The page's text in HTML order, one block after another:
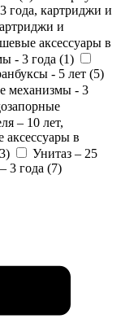
года, картриджи и
и
аксессуары в
- 3 года (1)
- 5 лет (5)
механизмы - 3
– 10 лет,
в
3)
Унитаз – 25
3 года (7)